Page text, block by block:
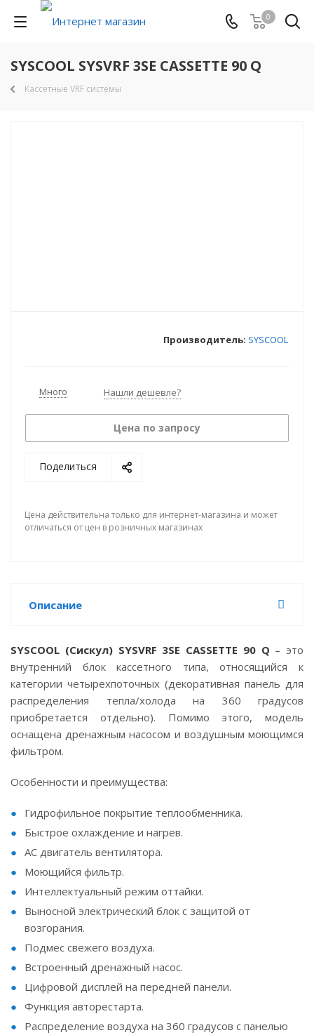
0
SYSCOOL SYSVRF 3SE CASSETTE 90 Q
Кассетные VRF системы
Производитель: SYSCOOL
Много Нашли дешевле?
Цена по запросу
Поделиться
Цена действительна только для интернет-магазина и может
отличаться от цен в розничных магазинах
Описание
SYSCOOL (Сискул) SYSVRF 3SE CASSETTE 90 Q – это
внутренний блок кассетного типа, относящийся к
категории четырехпоточных (декоративная панель для
распределения тепла/холода на 360 градусов
приобретается отдельно). Помимо этого, модель
оснащена дренажным насосом и воздушным моющимся
фильтром.
Особенности и преимущества:
Гидрофильное покрытие теплообменника.
Быстрое охлаждение и нагрев.
AC двигатель вентилятора.
Моющийся фильтр.
Интеллектуальный режим оттайки.
Выносной электрический блок с защитой от
возгорания.
Подмес свежего воздуха.
Встроенный дренажный насос.
Цифровой дисплей на передней панели.
Функция авторестарта.
Распределение воздуха на 360 градусов с панелью